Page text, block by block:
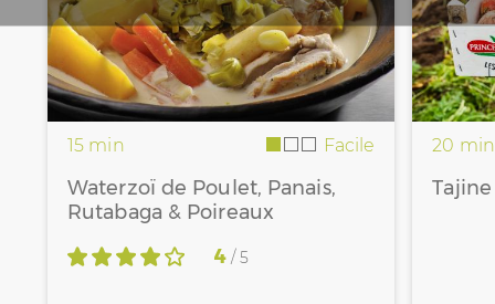
15 min Facile
Waterzoï de Poulet, Panais,
Rutabaga & Poireaux
4/ 5
20 min